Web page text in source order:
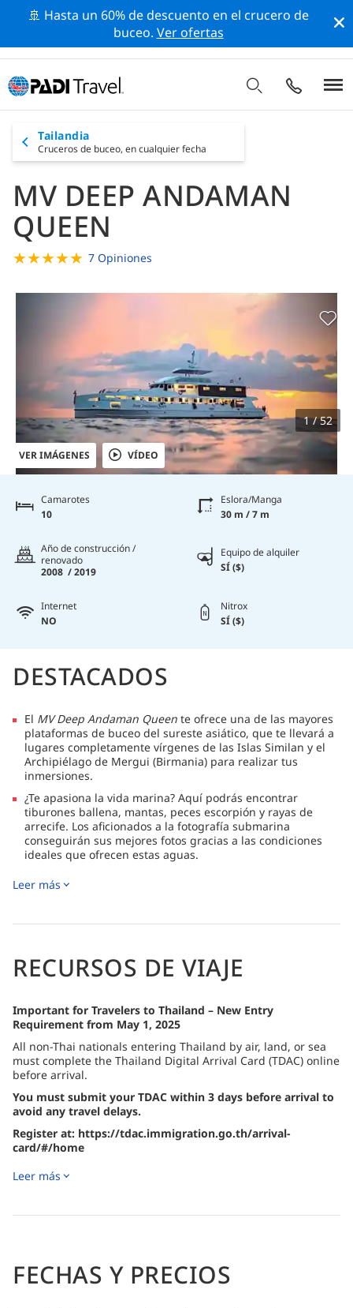
🚢 Hasta un 60% de descuento en el crucero de
buceo. Ver ofertas
Tailandia
Cruceros de buceo, en cualquier fecha
MV DEEP ANDAMAN
QUEEN
★★★★★ 7 Opiniones
VER IMÁGENES VÍDEO
1 / 52
Camarotes
10
Eslora/Manga
30 m / 7 m
Año de construcción /
renovado
2008 / 2019
Equipo de alquiler
SÍ ($)
Internet
NO
Nitrox
SÍ ($)
DESTACADOS
El MV Deep Andaman Queen te ofrece una de las mayores
plataformas de buceo del sureste asiático, que te llevará a
lugares completamente vírgenes de las Islas Similan y el
Archipiélago de Mergui (Birmania) para realizar tus
inmersiones.
¿Te apasiona la vida marina? Aquí podrás encontrar
tiburones ballena, mantas, peces escorpión y rayas de
arrecife. Los aficionados a la fotografía submarina
conseguirán sus mejores fotos gracias a las condiciones
ideales que ofrecen estas aguas.
conducen a una terraza sombreada con sillones. Los
Leer más
RECURSOS DE VIAJE
Important for Travelers to Thailand – New Entry
Requirement from May 1, 2025
All non-Thai nationals entering Thailand by air, land, or sea
must complete the Thailand Digital Arrival Card (TDAC) online
before arrival.
You must submit your TDAC within 3 days before arrival to
avoid any travel delays.
Register at: https://tdac.immigration.go.th/arrival-
card/#/home
Leer más
FECHAS Y PRECIOS